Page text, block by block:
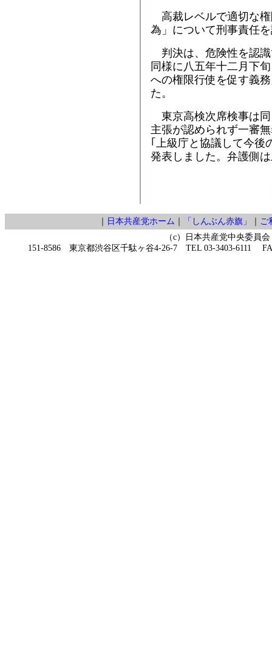
高裁レベルで適切な
為」について刑事責任
判決は、危険性を認
同様に八五年十二月下
への権限行使を促す義
た。
東京高検次席検事は
主張が認められず一審
｢上級庁と協議して今後
発表しました。弁護側
日本共産党ホーム 「しんぶん赤旗」
ご
（c）日本共産党中央委員会
151-8586 東京都渋谷区千駄ヶ谷4-26-7 TEL 03-3403-6111